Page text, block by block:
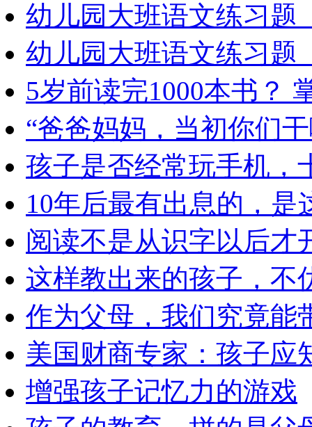
幼儿园大班语文练习题
幼儿园大班语文练习题
5岁前读完1000本书？
“爸爸妈妈，当初你们
孩子是否经常玩手机，
10年后最有出息的，是
阅读不是从识字以后才
这样教出来的孩子，不
作为父母，我们究竟能
美国财商专家：孩子应
增强孩子记忆力的游戏